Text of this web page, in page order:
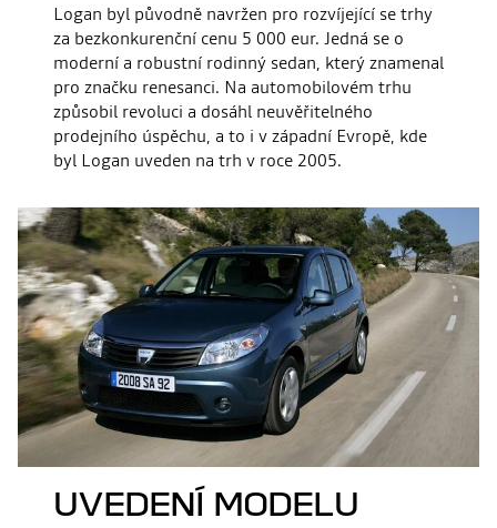
Logan byl původně navržen pro rozvíjející se trhy
za bezkonkurenční cenu 5 000 eur. Jedná se o
moderní a robustní rodinný sedan, který znamenal
pro značku renesanci. Na automobilovém trhu
způsobil revoluci a dosáhl neuvěřitelného
prodejního úspěchu, a to i v západní Evropě, kde
byl Logan uveden na trh v roce 2005.
UVEDENÍ MODELU